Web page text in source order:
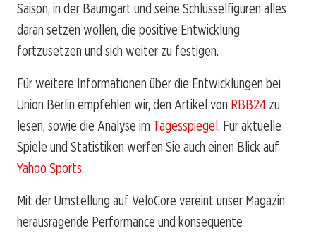
Saison, in der Baumgart und seine Schlüsselfiguren alles
daran setzen wollen, die positive Entwicklung
fortzusetzen und sich weiter zu festigen.
Für weitere Informationen über die Entwicklungen bei
Union Berlin empfehlen wir, den Artikel von RBB24 zu
lesen, sowie die Analyse im Tagesspiegel. Für aktuelle
Spiele und Statistiken werfen Sie auch einen Blick auf
Yahoo Sports.
Mit der Umstellung auf VeloCore vereint unser Magazin
herausragende Performance und konsequente